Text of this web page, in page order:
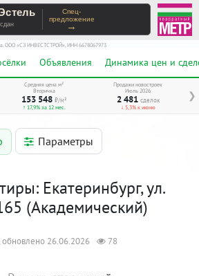
Спец-
предложение
→
ООО «СЗ ИНВЕСТСТРОЙ», ИНН 6678067973
Объявления Динамика цен и
❯
Средняя цена м²
Вторичка
153 548 ₽/м²
↑ 17,9% за 12 мес.
Продажи новостроек
Июль 2026
2 481 сделок
↓ 5,3% к июню
Параметры
Екатеринбург, ул.
(Академический)
26.06.2026 78